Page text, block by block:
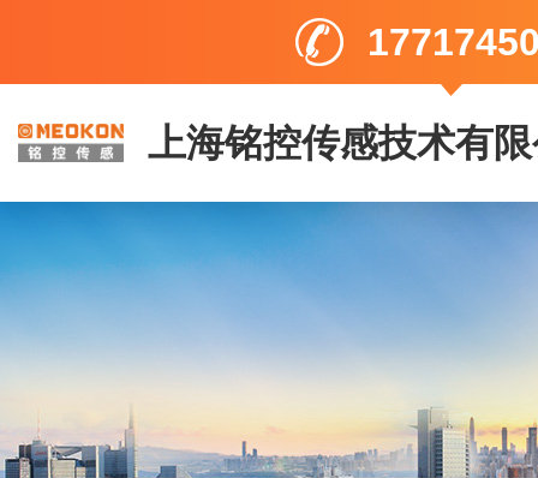
上海铭控传感技术有